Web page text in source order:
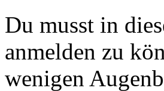
Du musst in
anmelden zu
wenigen